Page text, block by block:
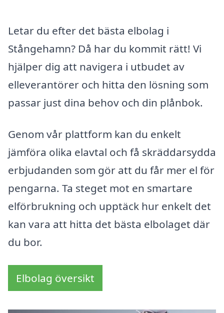
Letar du efter det bästa elbolag i
Stångehamn? Då har du kommit rätt! Vi
hjälper dig att navigera i utbudet av
elleverantörer och hitta den lösning som
passar just dina behov och din plånbok.
Genom vår plattform kan du enkelt
jämföra olika elavtal och få skräddarsydda
erbjudanden som gör att du får mer el för
pengarna. Ta steget mot en smartare
elförbrukning och upptäck hur enkelt det
kan vara att hitta det bästa elbolaget där
du bor.
Elbolag översikt